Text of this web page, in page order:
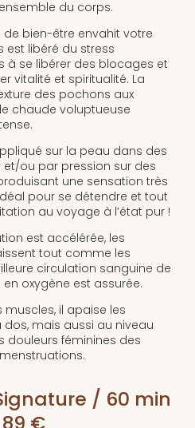
du corps.
bien-être envahit votre
est libéré du stress
à se libérer des blocages et
vitalité et spiritualité. La
des pochons aux
chaude voluptueuse
sur la peau dans des
ou par pression sur des
une sensation très
pour se détendre et tout
au voyage à l’état pur !
est accélérée, les
tout comme les
circulation sanguine de
oxygène est assurée.
il apaise les
mais aussi au niveau
douleurs féminines des
/ 60 min